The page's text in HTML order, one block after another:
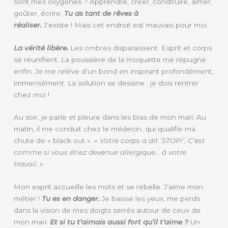
goûter, écrire. Tu as tant de rêves à
réaliser.J’existe ! Mais cet endroit est mauvais pour moi.
La vérité libère.Les ombres disparaissent. Esprit et corps
se réunifient. La poussière de la moquette me répugne
enfin. Je me relève d’un bond en inspirant profondément,
immensément. La solution se dessine : je dois rentrer
chez moi !
Au soir, je parle et pleure dans les bras de mon mari. Au
matin, il me conduit chez le médecin, qui qualifie ma
chute de « black out ». « Votre corps a dit ‘STOP!’. C’est
comme si vous étiez devenue allergique… à votre
travail. »
Mon esprit accueille les mots et se rebelle. J’aime mon
métier ! Tu es en danger. Je baisse les yeux, me perds
dans la vision de mes doigts serrés autour de ceux de
mon mari. Et si tu t’aimais aussi fort qu’il t’aime ?Un